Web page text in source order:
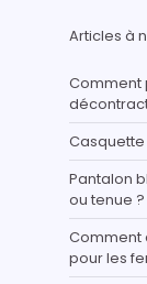
Articles à
Comment
Pantalon
ou tenue ?
Comment
pour les